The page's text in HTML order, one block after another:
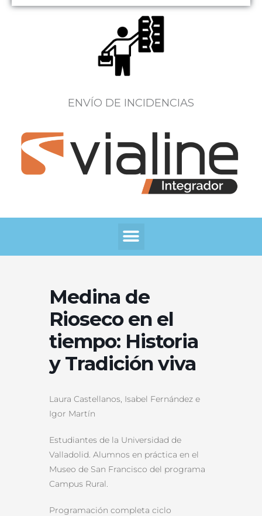
ENVÍO DE INCIDENCIAS
Menú
Medina de
Rioseco en el
tiempo: Historia
y Tradición viva
Laura Castellanos, Isabel Fernández e
Igor Martín
Estudiantes de la Universidad de
Valladolid. Alumnos en práctica en el
Museo de San Francisco del programa
Campus Rural.
Programación completa ciclo